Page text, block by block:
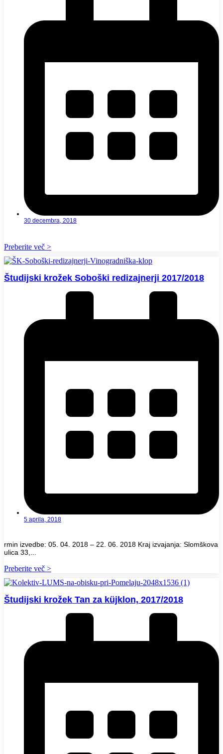
30 decembra, 2018
Preberite več >
Študijski krožek Soboški redizajnerji 2017/2018
5 aprila, 2018
rmin izvedbe: 05. 04. 2018 – 22. 06. 2018 Kraj izvajanja: Slomškova
ulica 33,...
Preberite več >
Študijski krožek Tan za küjklon, 2017/2018